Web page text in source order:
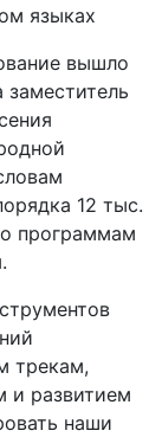
языках
вышло
12 тыс.
программам
трекам,
и развитием
наши